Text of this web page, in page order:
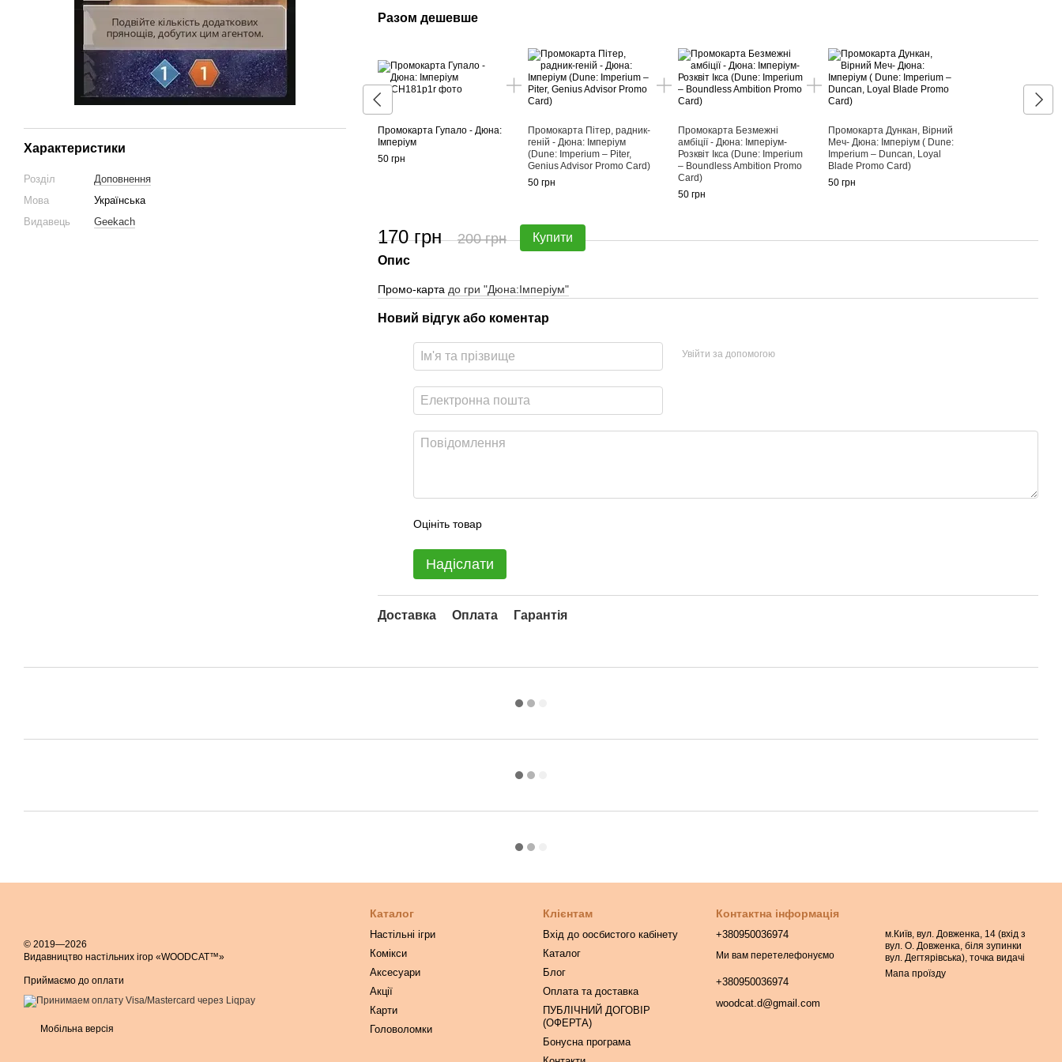
Характеристики
Розділ
Доповнення
Мова
Українська
Видавець
Geekach
Разом дешевше
Промокарта Гупало - Дюна:
Імперіум
50 грн
Промокарта Пітер, радник-
геній - Дюна: Імперіум
(Dune: Imperium – Piter,
Genius Advisor Promo Card)
50 грн
Промокарта Безмежні
амбіції - Дюна: Імперіум-
Розквіт Ікса (Dune: Imperium
– Boundless Ambition Promo
Card)
50 грн
Промокарта Дункан, Вірний
Меч- Дюна: Імперіум ( Dune:
Imperium – Duncan, Loyal
Blade Promo Card)
50 грн
170 грн 200 грн Купити
Опис
Промо-карта до гри "Дюна:Імперіум"
Новий відгук або коментар
Увійти за допомогою
Оцініть товар
Надіслати
Доставка Оплата Гарантія
© 2019—2026
Видавництво настільних ігор «WOODCAT™»
Приймаємо до оплати
Мобільна версія
Каталог
Настільні ігри
Комікси
Аксесуари
Акції
Карти
Головоломки
Клієнтам
Вхід до оосбистого кабінету
Каталог
Блог
Оплата та доставка
ПУБЛІЧНИЙ ДОГОВІР
(ОФЕРТА)
Бонусна програма
Контактна інформація
+380950036974
Ми вам перетелефонуємо
+380950036974
woodcat.d@gmail.com
м.Київ, вул. Довженка, 14 (вхід з
вул. О. Довженка, біля зупинки
вул. Дегтярівська), точка видачі
Мапа проїзду